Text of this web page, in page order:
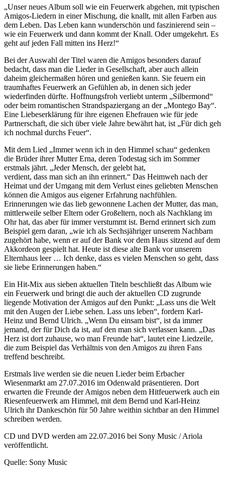
„Unser neues Album soll wie ein Feuerwerk abgehen, mit typischen
Amigos-Liedern in einer Mischung, die knallt, mit allen Farben aus
dem Leben. Das Leben kann wunderschön und faszinierend sein –
wie ein Feuerwerk und dann kommt der Knall. Oder umgekehrt. Es
geht auf jeden Fall mitten ins Herz!“
Bei der Auswahl der Titel waren die Amigos besonders darauf
bedacht, dass man die Lieder in Gesellschaft, aber auch allein
daheim gleichermaßen hören und genießen kann. Sie feuern ein
traumhaftes Feuerwerk an Gefühlen ab, in denen sich jeder
wiederfinden dürfte. Hoffnungsfroh verliebt unterm „Silbermond“
oder beim romantischen Strandspaziergang an der „Montego Bay“.
Eine Liebeserklärung für ihre eigenen Ehefrauen wie für jede
Partnerschaft, die sich über viele Jahre bewährt hat, ist „Für dich geh
ich nochmal durchs Feuer“.
Mit dem Lied „Immer wenn ich in den Himmel schau“ gedenken
die Brüder ihrer Mutter Erna, deren Todestag sich im Sommer
erstmals jährt. „Jeder Mensch, der gelebt hat,
verdient, dass man sich an ihn erinnert.“ Das Heimweh nach der
Heimat und der Umgang mit dem Verlust eines geliebten Menschen
können die Amigos aus eigener Erfahrung nachfühlen.
Erinnerungen wie das lieb gewonnene Lachen der Mutter, das man,
mittlerweile selber Eltern oder Großeltern, noch als Nachklang im
Ohr hat, das aber für immer verstummt ist. Bernd erinnert sich zum
Beispiel gern daran, „wie ich als Sechsjähriger unserem Nachbarn
zugehört habe, wenn er auf der Bank vor dem Haus sitzend auf dem
Akkordeon gespielt hat. Heute ist diese alte Bank vor unserem
Elternhaus leer … Ich denke, dass es vielen Menschen so geht, dass
sie liebe Erinnerungen haben.“
Ein Hit-Mix aus sieben aktuellen Titeln beschließt das Album wie
ein Feuerwerk und bringt die auch der aktuellen CD zugrunde
liegende Motivation der Amigos auf den Punkt: „Lass uns die Welt
mit den Augen der Liebe sehen. Lass uns leben“, fordern Karl-
Heinz und Bernd Ulrich. „Wenn Du einsam bist“, ist da immer
jemand, der für Dich da ist, auf den man sich verlassen kann. „Das
Herz ist dort zuhause, wo man Freunde hat“, lautet eine Liedzeile,
die zum Beispiel das Verhältnis von den Amigos zu ihren Fans
treffend beschreibt.
Erstmals live werden sie die neuen Lieder beim Erbacher
Wiesenmarkt am 27.07.2016 im Odenwald präsentieren. Dort
erwarten die Freunde der Amigos neben dem Hitfeuerwerk auch ein
Riesenfeuerwerk am Himmel, mit dem Bernd und Karl-Heinz
Ulrich ihr Dankeschön für 50 Jahre weithin sichtbar an den Himmel
schreiben werden.
CD und DVD werden am 22.07.2016 bei Sony Music / Ariola
veröffentlicht.
Quelle: Sony Music